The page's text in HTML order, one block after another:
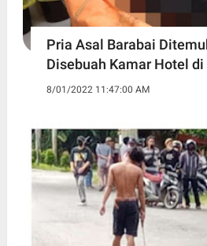
Pria Asal Barabai
Disebuah Kamar Hotel
8/01/2022 11:47:00 AM